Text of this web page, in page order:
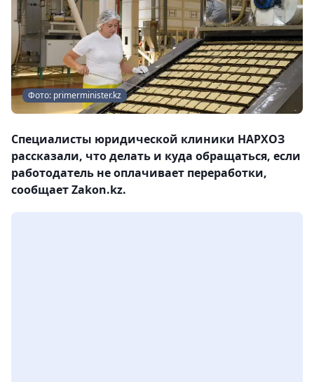
Фото: primerminister.kz
Специалисты юридической клиники НАРХОЗ
рассказали, что делать и куда обращаться, если
работодатель не оплачивает переработки,
сообщает Zakon.kz.